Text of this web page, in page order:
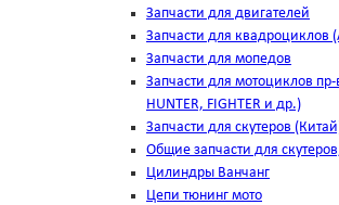
Запчасти для двигателей
Запчасти для квадроциклов
Запчасти для мопедов
Запчасти для мотоциклов пр-
HUNTER, FIGHTER и др.)
Запчасти для скутеров
Общие запчасти для
Цилиндры Ванчанг
Цепи тюнинг мото